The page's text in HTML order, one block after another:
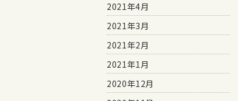
2021年4月
2021年3月
2021年2月
2021年1月
2020年12月